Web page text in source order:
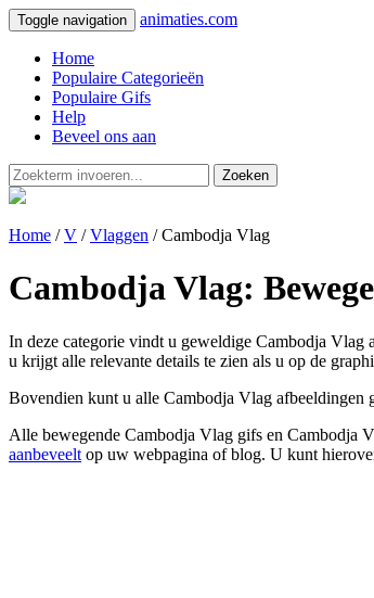
Toggle navigation animaties.com
Home
Populaire Categorieën
Populaire Gifs
Help
Beveel ons aan
Zoeken
Home /V /Vlaggen / Cambodja Vlag
Cambodja Vlag:
In deze categorie vindt u geweldige Cambodja Vlag
u krijgt alle relevante details te zien als u op de
Bovendien kunt u alle Cambodja Vlag afbeeldingen
Alle bewegende Cambodja Vlag gifs en Cambodja
aanbeveelt op uw webpagina of blog. U kunt